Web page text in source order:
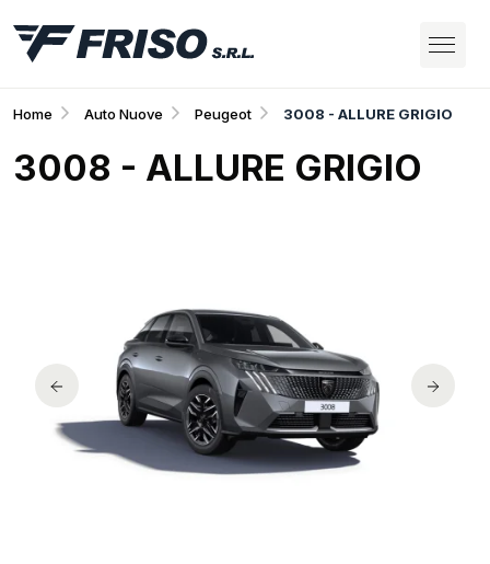
Home Auto Nuove Peugeot 3008 - ALLURE GRIGIO
3008 - ALLURE GRIGIO